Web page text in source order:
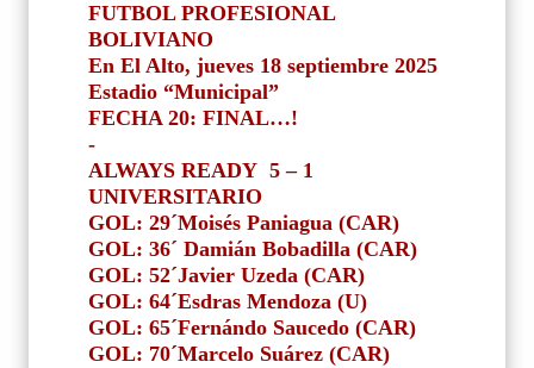
FUTBOL PROFESIONAL
BOLIVIANO
En El Alto, jueves 18 septiembre 2025
Estadio “Municipal”
FECHA 20: FINAL…!
-
ALWAYS READY 5 – 1
UNIVERSITARIO
GOL: 29´Moisés Paniagua (CAR)
GOL: 36´ Damián Bobadilla (CAR)
GOL: 52´Javier Uzeda (CAR)
GOL: 64´Esdras Mendoza (U)
GOL: 65´Fernándo Saucedo (CAR)
GOL: 70´Marcelo Suárez (CAR)